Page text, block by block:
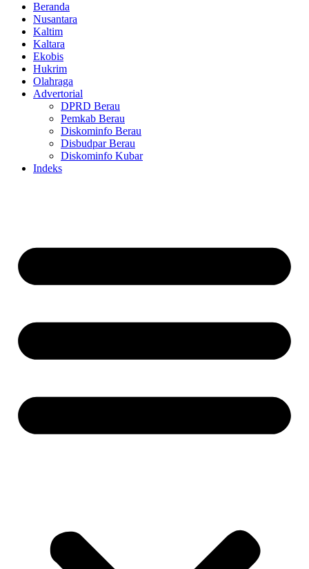
Beranda
Nusantara
Kaltim
Kaltara
Ekobis
Hukrim
Olahraga
Advertorial
DPRD Berau
Pemkab Berau
Diskominfo Berau
Disbudpar Berau
Diskominfo Kubar
Indeks